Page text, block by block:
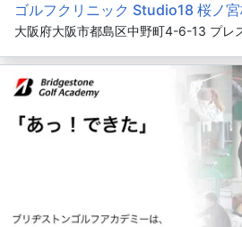
ゴルフクリニック Studio18 桜ノ
大阪府大阪市都島区中野町4-6-13 プレ